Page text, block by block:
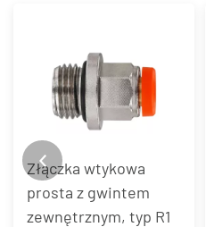
Złączka wtykowa
prosta z gwintem
zewnętrznym, typ R1